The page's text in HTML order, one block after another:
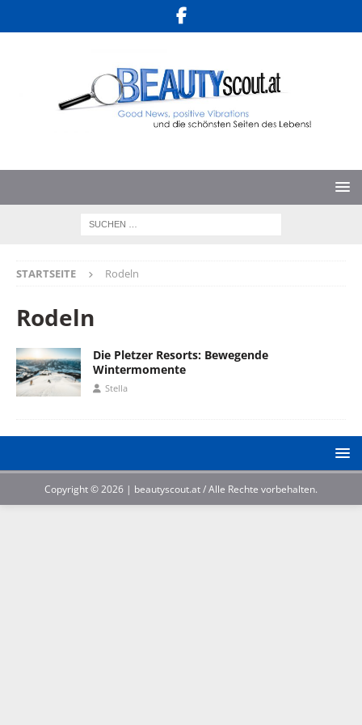
STARTSEITE Rodeln
Rodeln
Die Pletzer Resorts: Bewegende
Wintermomente
Stella
Copyright © 2026 | beautyscout.at / Alle Rechte vorbehalten.